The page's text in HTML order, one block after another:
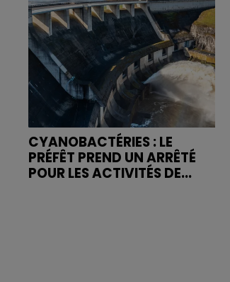
CYANOBACTÉRIES : LE
PRÉFÊT PREND UN ARRÊTÉ
POUR LES ACTIVITÉS DE...